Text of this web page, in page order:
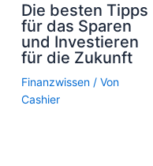
Die besten Tipps
für das Sparen
und Investieren
für die Zukunft
Finanzwissen/ Von
Cashier